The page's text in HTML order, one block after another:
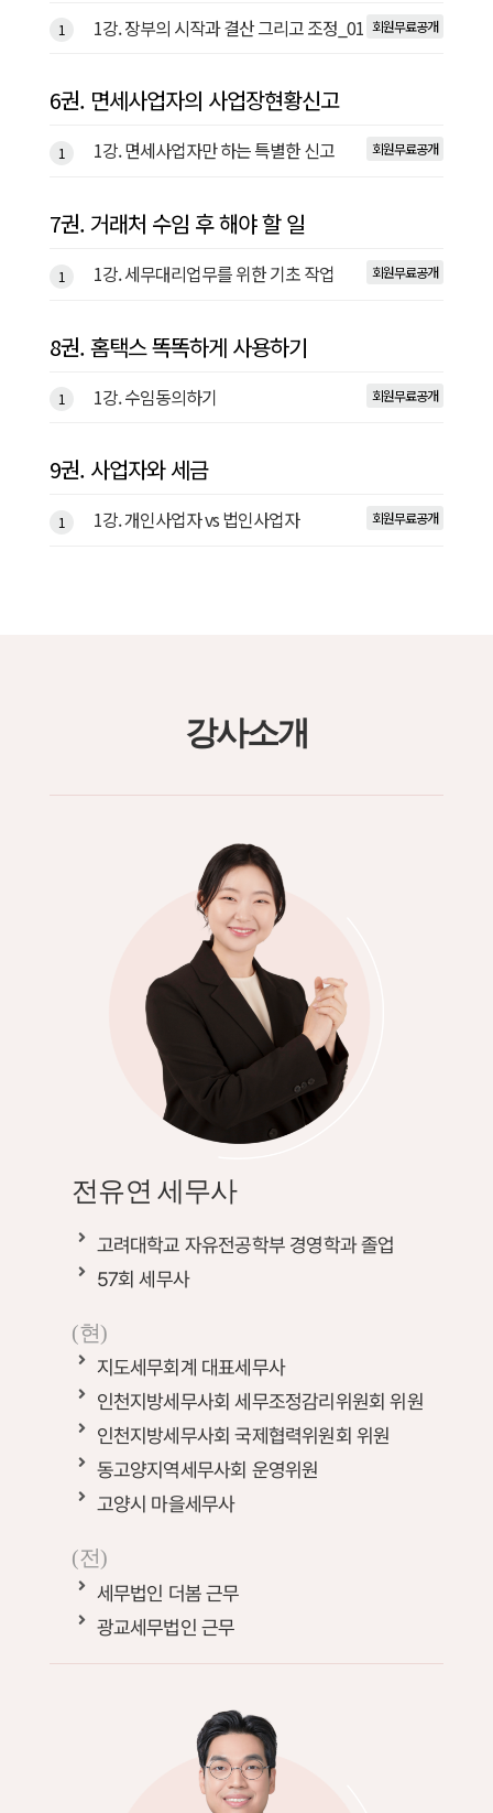
1 1강. 장부의 시작과 결산 그리고 조정_01 회원무료공개
6권. 면세사업자의 사업장현황신고
1 1강. 면세사업자만 하는 특별한 신고 회원무료공개
7권. 거래처 수임 후 해야 할 일
1 1강. 세무대리업무를 위한 기초 작업 회원무료공개
8권. 홈택스 똑똑하게 사용하기
1 1강. 수임동의하기 회원무료공개
9권. 사업자와 세금
1 1강. 개인사업자 vs 법인사업자 회원무료공개
강사소개
전유연 세무사
고려대학교 자유전공학부 경영학과 졸업
57회 세무사
(현)
지도세무회계 대표세무사
인천지방세무사회 세무조정감리위원회 위원
인천지방세무사회 국제협력위원회 위원
동고양지역세무사회 운영위원
고양시 마을세무사
(전)
세무법인 더봄 근무
광교세무법인 근무